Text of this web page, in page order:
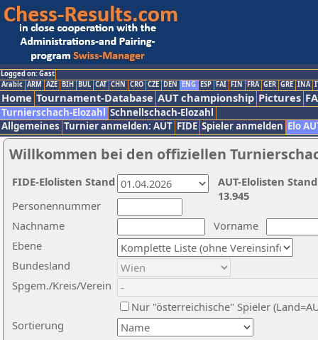
Logged on: Gast
Arabic ARM AZE BIH BUL CAT CHN CRO CZE DEN ENG ESP FAI FIN FRA GER GRE INA
Home Tournament-Database AUT championship Pictures
Turnierschach-Elozahl Schnellschach-Elozahl
Allgemeines Turnier anmelden: AUT FIDE Spieler anmelden Elo
Willkommen bei den offiziellen
Nachname
Vorname
Ebene
Sortierung
Personennummer
Bundesland
Spgem./Kreis/Verein
Nur "österreichische" Spieler
AUT-Elolisten
13.945
FIDE-Elolisten Stand